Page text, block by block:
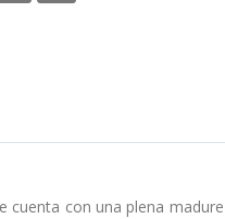
con una plena